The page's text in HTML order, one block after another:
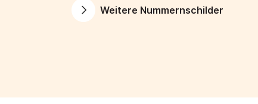
Weitere Nummernschilder